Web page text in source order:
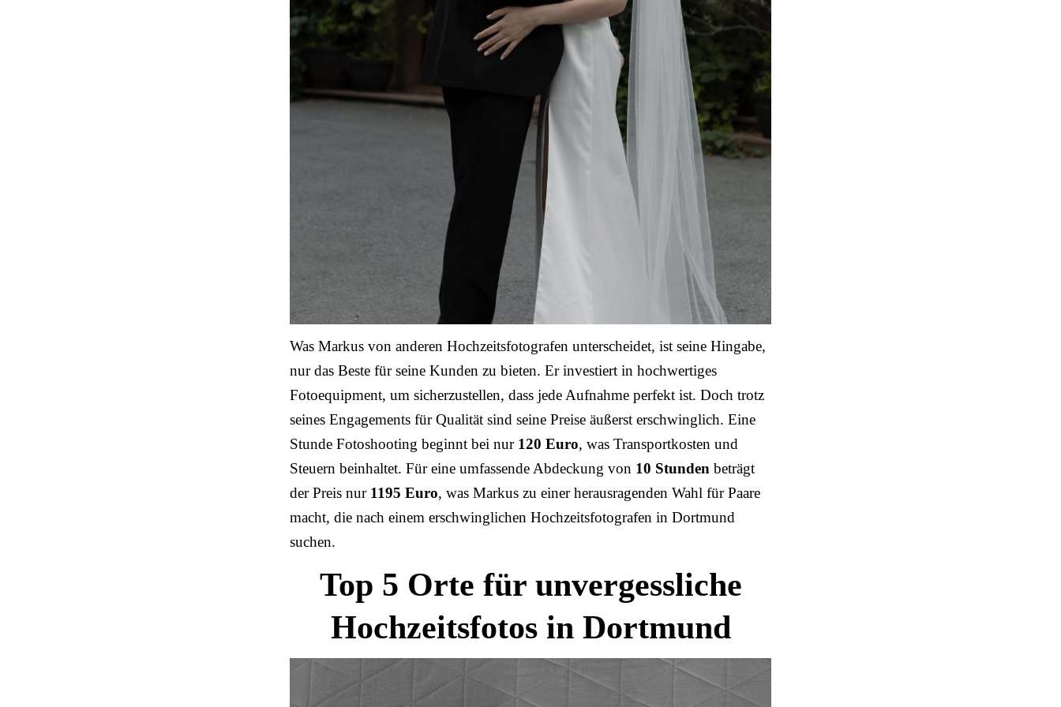
Was Markus von anderen Hochzeitsfotografen unterscheidet, ist seine Hingabe,
nur das Beste für seine Kunden zu bieten. Er investiert in hochwertiges
Fotoequipment, um sicherzustellen, dass jede Aufnahme perfekt ist. Doch trotz
seines Engagements für Qualität sind seine Preise äußerst erschwinglich. Eine
Stunde Fotoshooting beginnt bei nur 120 Euro, was Transportkosten und
Steuern beinhaltet. Für eine umfassende Abdeckung von 10 Stunden beträgt
der Preis nur 1195 Euro, was Markus zu einer herausragenden Wahl für Paare
macht, die nach einem erschwinglichen Hochzeitsfotografen in Dortmund
suchen.
Top 5 Orte für unvergessliche
Hochzeitsfotos in Dortmund